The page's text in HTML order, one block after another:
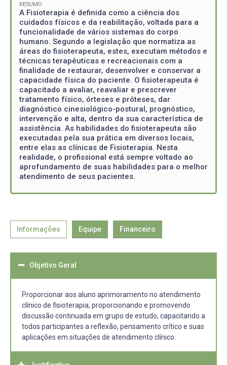
RESUMO
A Fisioterapia é definida como a ciência dos
cuidados físicos e da reabilitação, voltada para a
funcionalidade de vários sistemas do corpo
humano. Segundo a legislação que normatiza as
áreas do fisioterapeuta, estes, executam métodos e
técnicas terapêuticas e recreacionais com a
finalidade de restaurar, desenvolver e conservar a
capacidade física do paciente. O fisioterapeuta é
capacitado a avaliar, reavaliar e prescrever
tratamento físico, órteses e próteses, dar
diagnóstico cinesiológico-postural, prognóstico,
intervenção e alta, dentro da sua característica de
assistência. As habilidades do fisioterapeuta são
executadas pela sua prática em diversos locais,
entre elas as clínicas de Fisioterapia. Nesta
realidade, o profissional está sempre voltado ao
aprofundamento de suas habilidades para o melhor
atendimento de seus pacientes.
Informações Equipe Financeiro
Objetivo Geral
Proporcionar aos aluno aprimoramento no atendimento
clínico de fisioterapia, proporcionando e promovendo
discussão continuada em grupo de estudo, capacitando a
todos participantes a reflexão, pensamento crítico e suas
aplicações em situações de atendimento clínico.